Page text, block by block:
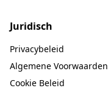
Juridisch
Privacybeleid
Algemene Voorwaarden
Cookie Beleid